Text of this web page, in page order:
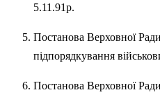
5.11.91р.
Постанова Верховної
підпорядкування
Постанова Верховної